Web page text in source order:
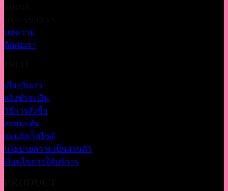
บทความ
ติดต่อเรา
เกี่ยวกับเรา
แจ้งชำระเงิน
วิธีการสั่งซื้อ
สะสมแต้ม
แผนผังเว็บไซต์
นโยบายความเป็นส่วนตัว
เงื่อนไขการให้บริการ